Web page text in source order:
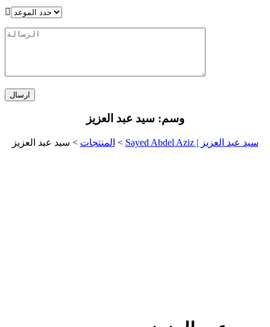
وسم:سيد عبد العزيز
سيد عبد العزيز | Sayed Abdel Aziz > المنتجات > سيد عبد العزيز